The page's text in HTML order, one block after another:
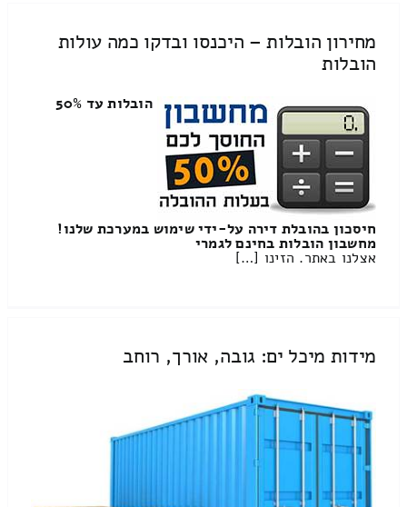
מחירון הובלות – היכנסו ובדקו כמה עולות
הובלות
הובלות עד 50%
חיסכון בהובלת דירה על-ידי שימוש במערכת שלנו!
מחשבון הובלות בחינם לגמרי
אצלנו באתר. הזינו […]
מידות מיכל ים: גובה, אורך, רוחב